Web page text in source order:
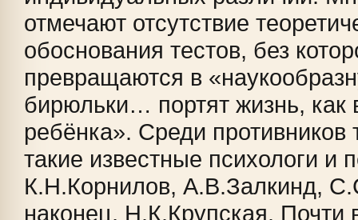
отмечают отсутствие
обоснования тестов, без
превращаются в
бирюльки… портят жизнь, как
ребёнка». Среди противников
такие известные психологи и
К.Н.Корнилов, А.В.Залкинд,
наконец, Н.К.Крупская. Почти